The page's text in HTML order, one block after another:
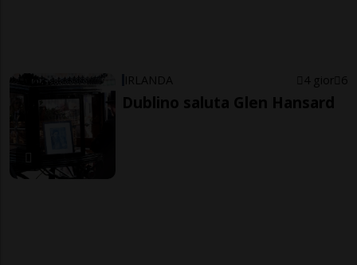
IRLANDA 4 gior 6
Dublino saluta Glen Hansard